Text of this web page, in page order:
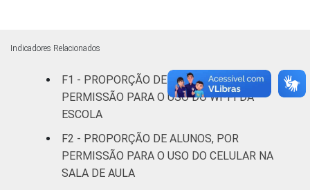
Particular 34 15
SÉRIE
Ensino
Fundamental
Indicadores Relacionados
F1 - PROPORÇÃO DE ALUNOS, POR
PERMISSÃO PARA O USO DO WI-FI DA
ESCOLA
F2 - PROPORÇÃO DE ALUNOS, POR
PERMISSÃO PARA O USO DO CELULAR NA
SALA DE AULA